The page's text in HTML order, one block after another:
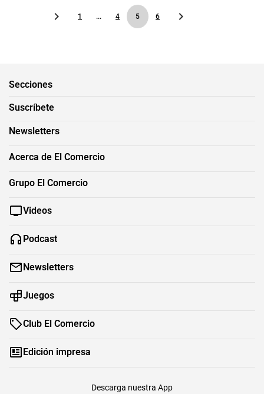
1 ... 4 5 6
Secciones
Suscríbete
Newsletters
Acerca de El Comercio
Grupo El Comercio
Videos
Podcast
Newsletters
Juegos
Club El Comercio
Edición impresa
Descarga nuestra App